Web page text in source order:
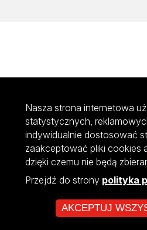
Unii Europejskiej w ramach
Nasza strona internetowa
statystycznych,
indywidualnie dostosować
zaakceptować pliki cookies
dzięki czemu nie będą
Przejdź do strony polityka
AKCEPTUJ